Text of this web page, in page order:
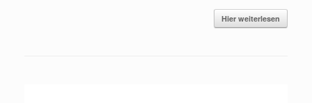
Hier weiterlesen